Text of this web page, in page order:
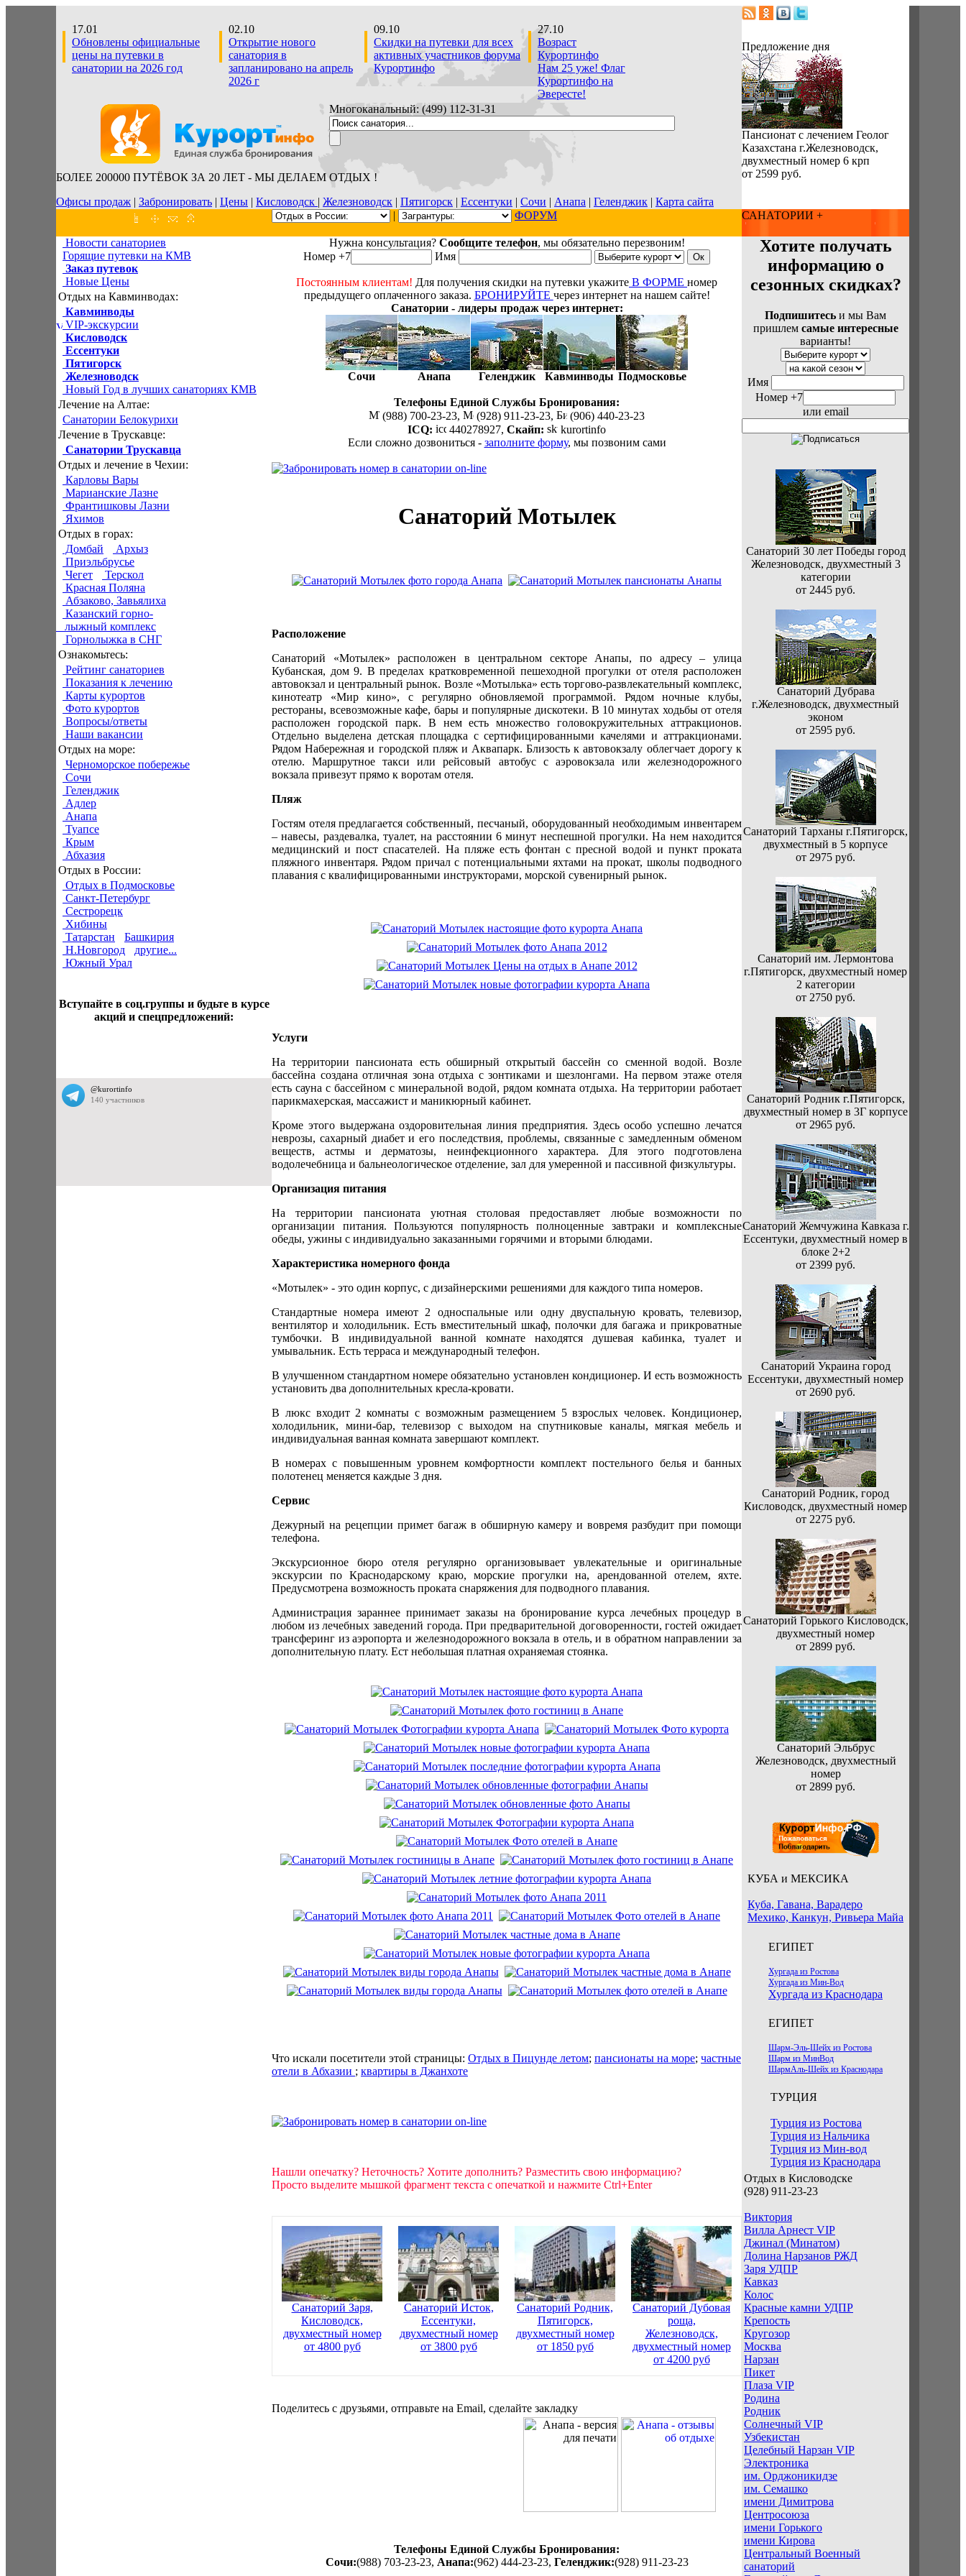
17.01
Обновлены официальные
цены на путевки в
санатории на 2026 год
02.10
Открытие нового
санатория в
запланировано на апрель
2026 г
09.10
Скидки на путевки для всех
активных участников форума
Курортинфо
27.10
Возраст
Курортинфо
Нам 25 уже! Флаг
Курортинфо на
Эвересте!
Предложение дня
Пансионат с лечением Геолог
Казахстана г.Железноводск,
двухместный номер 6 крп
от 2599 руб.
Многоканальный: (499) 112-31-З1
БОЛЕЕ 200000 ПУТЁВОК ЗА 20 ЛЕТ - МЫ ДЕЛАЕМ ОТДЫХ !
Офисы продаж | Забронировать | Цены | Кисловодск | Железноводск | Пятигорск | Ессентуки | Сочи | Анапа | Геленджик | Карта сайта
|
ФОРУМ САНАТОРИИ +
Новости санаториев
Горящие путевки на КМВ
Заказ путевок
Новые Цены
Отдых на Кавминводах:
Кавминводы
VIP-экскурсии
Кисловодск
Ессентуки
Пятигорск
Железноводск
Новый Год в лучших санаториях КМВ
Лечение на Алтае:
Санатории Белокурихи
Лечение в Трускавце:
Санатории Трускавца
Отдых и лечение в Чехии:
Карловы Вары
Марианские Лазне
Франтишковы Лазни
Яхимов
Отдых в горах:
Домбай
Архыз
Приэльбрусье
Чегет
Терскол
Красная Поляна
Абзаково, Завьялиха
Казанский горно-
лыжный комплекс
Горнолыжка в СНГ
Ознакомьтесь:
Рейтинг санаториев
Показания к лечению
Карты курортов
Фото курортов
Вопросы/ответы
Наши вакансии
Отдых на море:
Черноморское побережье
Сочи
Геленджик
Адлер
Анапа
Туапсе
Крым
Абхазия
Отдых в России:
Отдых в Подмосковье
Санкт-Петербург
Сестрорецк
Хибины
Татарстан
Башкирия
Н.Новгород
другие...
Южный Урал
Вступайте в соц.группы и будьте в курсе
акций и спецпредложений:
Нужна консультация? Сообщите телефон, мы обязательно перезвоним!
Номер +7
Имя
Постоянным клиентам! Для получения скидки на путевки укажите В ФОРМЕ номер
предыдущего оплаченного заказа. БРОНИРУЙТЕ через интернет на нашем сайте!
Санатории - лидеры продаж через интернет:
Сочи Анапа Геленджик Кавминводы Подмосковье
Телефоны Единой Службы Бронирования:
(988) 700-23-23,
(928) 911-23-23,
(906) 440-23-23
ICQ:
440278927, Скайп:
kurortinfo
Если сложно дозвониться - заполните форму, мы позвоним сами
Санаторий Мотылек
Расположение
Санаторий «Мотылек» расположен в центральном секторе Анапы, по адресу – улица
Кубанская, дом 9. В пределах кратковременной пешеходной прогулки от отеля расположен
автовокзал и центральный рынок. Возле «Мотылька» есть торгово-развлекательный комплекс,
кинотеатр «Мир кино», с регулярно обновляемой программой. Рядом ночные клубы,
рестораны, всевозможные кафе, бары и популярные дискотеки. В 10 минутах ходьбы от отеля
расположен городской парк. В нем есть множество головокружительных аттракционов.
Отдельно выделена детская площадка с сертифицированными качелями и аттракционами.
Рядом Набережная и городской пляж и Аквапарк. Близость к автовокзалу облегчает дорогу к
отелю. Маршрутное такси или рейсовый автобус с аэровокзала или железнодорожного
вокзала привезут прямо к воротам отеля.
Пляж
Гостям отеля предлагается собственный, песчаный, оборудованный необходимым инвентарем
– навесы, раздевалка, туалет, на расстоянии 6 минут неспешной прогулки. На нем находится
медицинский и пост спасателей. На пляже есть фонтан с пресной водой и пункт проката
пляжного инвентаря. Рядом причал с потенциальными яхтами на прокат, школы подводного
плавания с квалифицированными инструкторами, морской сувенирный рынок.
Услуги
На территории пансионата есть обширный открытый бассейн со сменной водой. Возле
бассейна создана отличная зона отдыха с зонтиками и шезлонгами. На первом этаже отеля
есть сауна с бассейном с минеральной водой, рядом комната отдыха. На территории работает
парикмахерская, массажист и маникюрный кабинет.
Кроме этого выдержана оздоровительная линия предприятия. Здесь особо успешно лечатся
неврозы, сахарный диабет и его последствия, проблемы, связанные с замедленным обменом
веществ, астмы и дерматозы, неинфекционного характера. Для этого подготовлена
водолечебница и бальнеологическое отделение, зал для умеренной и пассивной физкультуры.
Организация питания
На территории пансионата уютная столовая предоставляет любые возможности по
организации питания. Пользуются популярность полноценные завтраки и комплексные
обеды, ужины с индивидуально заказанными горячими и вторыми блюдами.
Характеристика номерного фонда
«Мотылек» - это один корпус, с дизайнерскими решениями для каждого типа номеров.
Стандартные номера имеют 2 односпальные или одну двуспальную кровать, телевизор,
вентилятор и холодильник. Есть вместительный шкаф, полочки для багажа и прикроватные
тумбочки. В индивидуальной ванной комнате находятся душевая кабинка, туалет и
умывальник. Есть терраса и международный телефон.
В улучшенном стандартном номере обязательно установлен кондиционер. И есть возможность
установить два дополнительных кресла-кровати.
В люкс входит 2 комнаты с возможным размещением 5 взрослых человек. Кондиционер,
холодильник, мини-бар, телевизор с выходом на спутниковые каналы, мягкая мебель и
индивидуальная ванная комната завершают комплект.
В номерах с повышенным уровнем комфортности комплект постельного белья и банных
полотенец меняется каждые 3 дня.
Сервис
Дежурный на рецепции примет багаж в обширную камеру и вовремя разбудит при помощи
телефона.
Экскурсионное бюро отеля регулярно организовывает увлекательные и оригинальные
экскурсии по Краснодарскому краю, морские прогулки на, арендованной отелем, яхте.
Предусмотрена возможность проката снаряжения для подводного плавания.
Администрация зараннее принимает заказы на бронирование курса лечебных процедур в
любом из лечебных заведений города. При предварительной договоренности, гостей ожидает
трансферинг из аэропорта и железнодорожного вокзала в отель, и в обратном направлении за
дополнительную плату. Ест небольшая платная охраняемая стоянка.
Что искали посетители этой страницы: Отдых в Пицунде летом; пансионаты на море; частные
отели в Абхазии ; квартиры в Джанхоте
Нашли опечатку? Неточность? Хотите дополнить? Разместить свою информацию?
Просто выделите мышкой фрагмент текста c опечаткой и нажмите Ctrl+Enter
Санаторий Заря,
Кисловодск,
двухместный номер
от 4800 руб
Санаторий Исток,
Ессентуки,
двухместный номер
от 3800 руб
Санаторий Родник,
Пятигорск,
двухместный номер
от 1850 руб
Санаторий Дубовая
роща,
Железноводск,
двухместный номер
от 4200 руб
Поделитесь с друзьями, отправьте на Email, сделайте закладку
Телефоны Единой Службы Бронирования:
Сочи:(988) 703-23-23, Анапа:(962) 444-23-23, Геленджик:(928) 911-23-23
Хотите получать
информацию о
сезонных скидках?
Подпишитесь и мы Вам
пришлем самые интересные
варианты!
Имя
Номер +7
или email
Санаторий 30 лет Победы город
Железноводск, двухместный 3
категории
от 2445 руб.
Санаторий Дубрава
г.Железноводск, двухместный
эконом
от 2595 руб.
Санаторий Тарханы г.Пятигорск,
двухместный в 5 корпусе
от 2975 руб.
Санаторий им. Лермонтова
г.Пятигорск, двухместный номер
2 категории
от 2750 руб.
Санаторий Родник г.Пятигорск,
двухместный номер в 3Г корпусе
от 2965 руб.
Санаторий Жемчужина Кавказа г.
Ессентуки, двухместный номер в
блоке 2+2
от 2399 руб.
Санаторий Украина город
Ессентуки, двухместный номер
от 2690 руб.
Санаторий Родник, город
Кисловодск, двухместный номер
от 2275 руб.
Санаторий Горького Кисловодск,
двухместный номер
от 2899 руб.
Санаторий Эльбрус
Железноводск, двухместный
номер
от 2899 руб.
КУБА и МЕКСИКА
Куба, Гавана, Варадеро
Мехико, Канкун, Ривьера Майа
ЕГИПЕТ
Хургада из Ростова
Хургада из Мин-Вод
Хургада из Краснодара
ЕГИПЕТ
Шарм-Эль-Шейх из Ростова
Шарм из МинВод
ШармАль-Шейх из Краснодара
ТУРЦИЯ
Турция из Ростова
Турция из Нальчика
Турция из Мин-вод
Турция из Краснодара
Отдых в Кисловодске
(928) 911-23-23
Виктория
Вилла Арнест VIP
Джинал (Минатом)
Долина Нарзанов РЖД
Заря УДПР
Кавказ
Колос
Красные камни УДПР
Крепость
Кругозор
Москва
Нарзан
Пикет
Плаза VIP
Родина
Родник
Солнечный VIP
Узбекистан
Целебный Нарзан VIP
Электроника
им. Орджоникидзе
им. Семашко
имени Димитрова
Центросоюза
имени Горького
имени Кирова
Центральный Военный
санаторий